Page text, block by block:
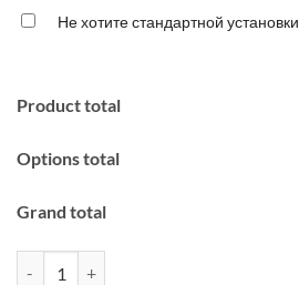
Не хотите стандартной установки
Product total
Options total
Grand total